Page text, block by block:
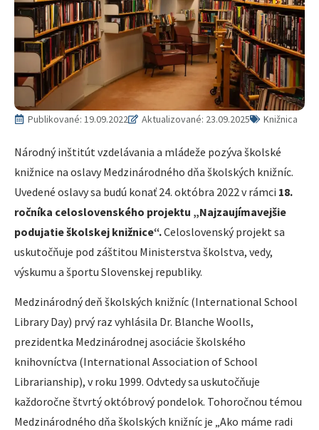
Publikované: 19.09.2022 Aktualizované: 23.09.2025 Knižnica
Národný inštitút vzdelávania a mládeže pozýva školské
knižnice na oslavy Medzinárodného dňa školských knižníc.
Uvedené oslavy sa budú konať 24. októbra 2022 v rámci 18.
ročníka celoslovenského projektu „Najzaujímavejšie
podujatie školskej knižnice“.Celoslovenský projekt sa
uskutočňuje pod záštitou Ministerstva školstva, vedy,
výskumu a športu Slovenskej republiky.
Medzinárodný deň školských knižníc (International School
Library Day) prvý raz vyhlásila Dr. Blanche Woolls,
prezidentka Medzinárodnej asociácie školského
knihovníctva (International Association of School
Librarianship), v roku 1999. Odvtedy sa uskutočňuje
každoročne štvrtý októbrový pondelok. Tohoročnou témou
Medzinárodného dňa školských knižníc je „Ako máme radi